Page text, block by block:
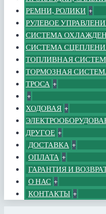
РЕМНИ, РОЛИКИ +
РУЛЕВОЕ
СИСТЕМА
СИСТЕМА
ТОПЛИВНАЯ
ТОРМОЗНАЯ
ТРОСА +
+
ХОДОВАЯ +
ДРУГОЕ +
ДОСТАВКА +
ОПЛАТА +
ГАРАНТИЯ И
О НАС +
КОНТАКТЫ +